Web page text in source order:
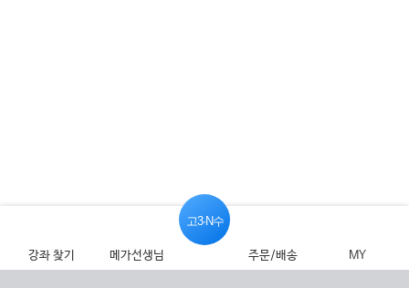
강좌 찾기 메가선생님 주문/배송 MY
고3·N수